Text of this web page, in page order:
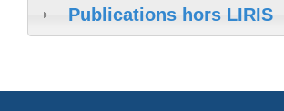
Publications hors LIRIS